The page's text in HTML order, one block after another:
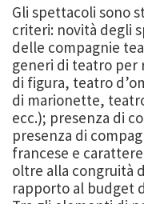
Gli spettacoli sono
criteri: novità degli
delle compagnie
generi di teatro per
di figura, teatro
di marionette,
ecc.); presenza di
presenza di
francese e
oltre alla congruità
rapporto al budget